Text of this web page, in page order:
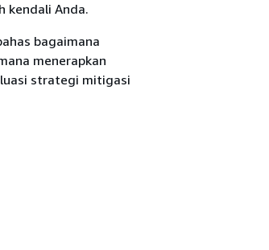
kendali Anda.
bagaimana
menerapkan
strategi mitigasi